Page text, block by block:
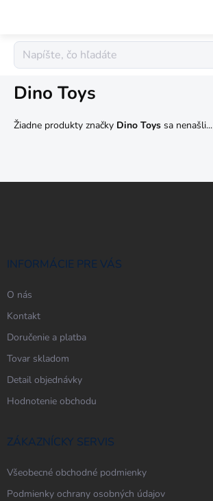
Predávané značky
Dino Toys
Žiadne produkty značky Dino Toys sa nenašli...
INFORMÁCIE PRE VÁS
O nás
Kontakt
Doručenie a platba
Tovar skladom
Detail objednávky
Hodnotenie obchodu
ZÁKAZNÍCKY SERVIS
Všeobecné obchodné podmienky
Podmienky ochrany osobných údajov